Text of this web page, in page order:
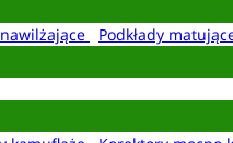
Podkłady